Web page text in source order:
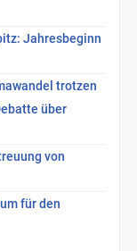
Jahresbeginn
trotzen
über
von
für den